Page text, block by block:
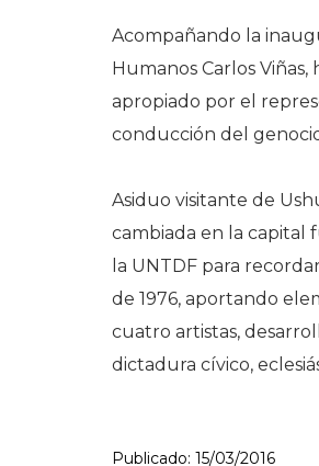
Acompañando la
Humanos Carlos
apropiado por el
conducción del
Asiduo visitante de
cambiada en la capital
la UNTDF para
de 1976, aportando
cuatro artistas,
dictadura cívico,
Publicado: 15/03/2016